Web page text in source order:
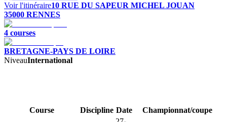
Voir l'itinéraire10 RUE DU SAPEUR MICHEL JOUAN
35000 RENNES
4 courses
BRETAGNE-PAYS DE LOIRE
NiveauInternational
Course Discipline Date Championnat/coupe